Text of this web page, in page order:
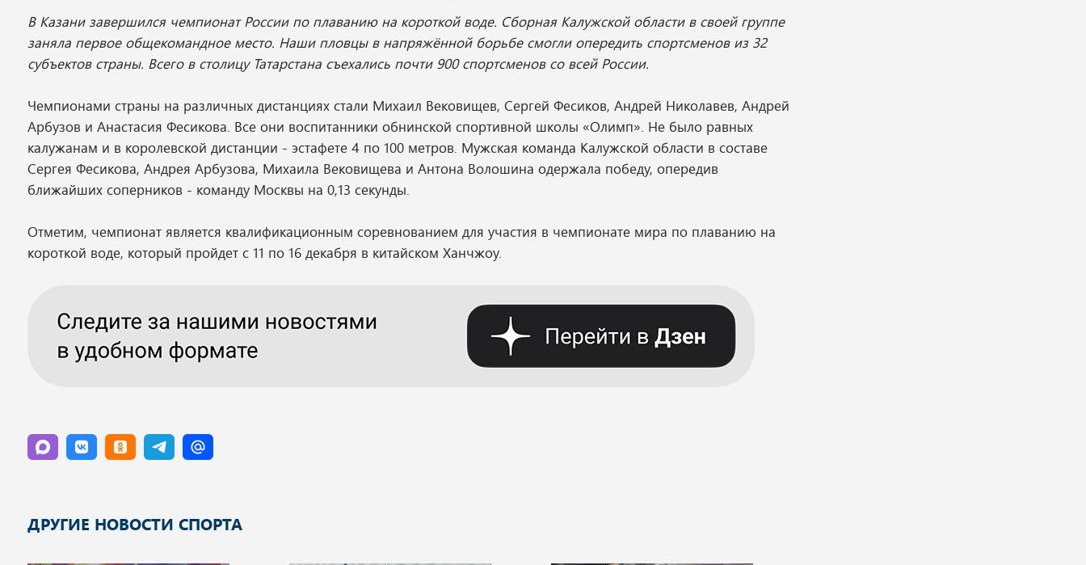
В Казани завершился чемпионат России по плаванию на короткой воде. Сборная Калужской области в своей группе
заняла первое общекомандное место. Наши пловцы в напряжённой борьбе смогли опередить спортсменов из 32
субъектов страны. Всего в столицу Татарстана съехались почти 900 спортсменов со всей России.
Чемпионами страны на различных дистанциях стали Михаил Вековищев, Сергей Фесиков, Андрей Николавев, Андрей
Арбузов и Анастасия Фесикова. Все они воспитанники обнинской спортивной школы «Олимп». Не было равных
калужанам и в королевской дистанции - эстафете 4 по 100 метров. Мужская команда Калужской области в составе
Сергея Фесикова, Андрея Арбузова, Михаила Вековищева и Антона Волошина одержала победу, опередив
ближайших соперников - команду Москвы на 0,13 секунды.
Отметим, чемпионат является квалификационным соревнованием для участия в чемпионате мира по плаванию на
короткой воде, который пройдет с 11 по 16 декабря в китайском Ханчжоу.
ДРУГИЕ НОВОСТИ СПОРТА